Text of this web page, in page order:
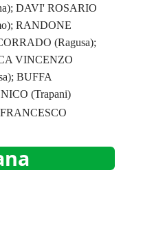
DAVI' ROSARIO
RANDONE
(Ragusa);
VINCENZO
BUFFA
(Trapani)